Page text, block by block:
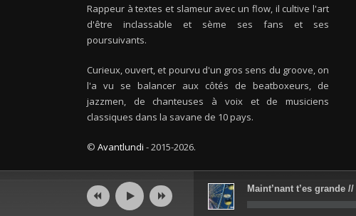
Rappeur à textes et slameur avec un flow, il cultive l'art
d'être inclassable et sème ses fans et ses
poursuivants.
Curieux, ouvert, et pourvu d'un gros sens du groove, on
l'a vu se balancer aux côtés de beatboxeurs, de
jazzmen, de chanteuses à voix et de musiciens
classiques dans la savane de 10 pays.
© Avantlundi - 2015-2026.
Maint’nant t’es grande //